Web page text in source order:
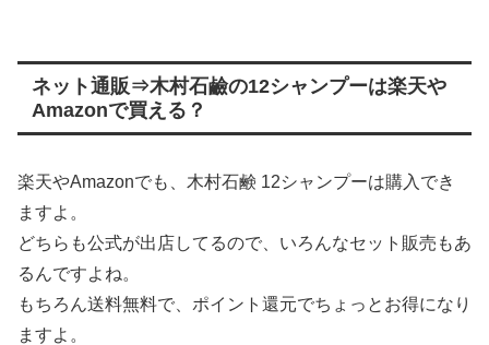
ネット通販⇒木村石鹼の12シャンプーは楽天や
Amazonで買える？
楽天やAmazonでも、木村石鹸 12シャンプーは購入でき
ますよ。
どちらも公式が出店してるので、いろんなセット販売もあ
るんですよね。
もちろん送料無料で、ポイント還元でちょっとお得になり
ますよ。